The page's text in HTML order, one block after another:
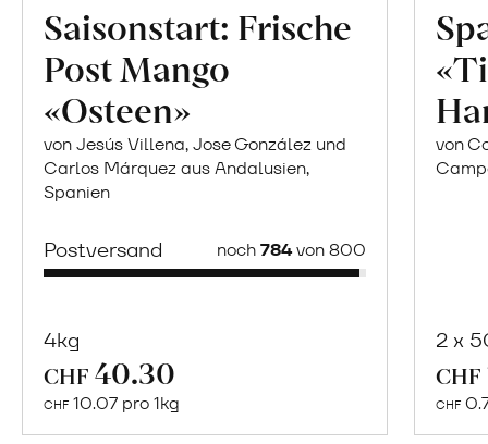
Saisonstart: Frische
Post Mango
«Osteen»
von Jesús Villena, Jose González und
Carlos Márquez aus Andalusien,
Spanien
Postversand noch784von 800
4kg
CHF 40.30
CHF 10.07 pro 1kg
Naturbelassene
von
2 x
CHF
CHF